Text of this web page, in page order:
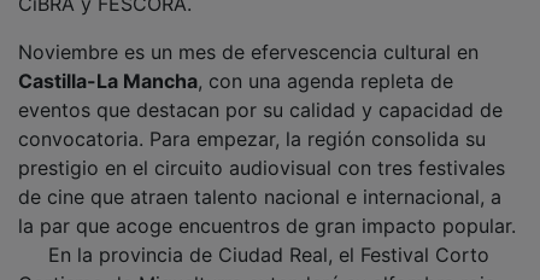
Castilla-La Mancha, con una agenda repleta de
eventos que destacan por su calidad y capacidad de
convocatoria. Para empezar, la región consolida su
prestigio en el circuito audiovisual con tres festivales
de cine que atraen talento nacional e internacional, a
la par que acoge encuentros de gran impacto popular.
En la provincia de Ciudad Real, el Festival Corto
Cortismo de Miguelturra extenderá su alfombra roja